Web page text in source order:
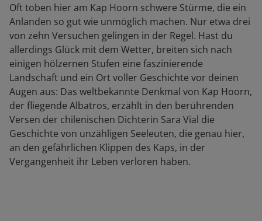
Oft toben hier am Kap Hoorn schwere Stürme, die ein
Anlanden so gut wie unmöglich machen. Nur etwa drei
von zehn Versuchen gelingen in der Regel. Hast du
allerdings Glück mit dem Wetter, breiten sich nach
einigen hölzernen Stufen eine faszinierende
Landschaft und ein Ort voller Geschichte vor deinen
Augen aus: Das weltbekannte Denkmal von Kap Hoorn,
der fliegende Albatros, erzählt in den berührenden
Versen der chilenischen Dichterin Sara Vial die
Geschichte von unzähligen Seeleuten, die genau hier,
an den gefährlichen Klippen des Kaps, in der
Vergangenheit ihr Leben verloren haben.